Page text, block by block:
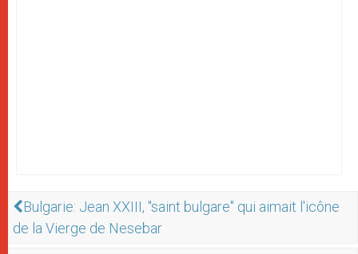
Bulgarie: Jean XXIII, "saint bulgare" qui aimait l'icône
de la Vierge de Nesebar